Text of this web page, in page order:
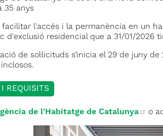
35 anys
l'accés i la permanència en un
d'exclusió residencial que a 31/01/2026
de sol·licituds s’inicia el 29 de juny
REQUISITS
de l'Habitatge de Catalunya o